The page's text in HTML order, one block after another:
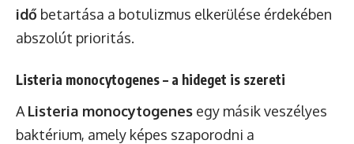
idő betartása a botulizmus elkerülése érdekében
abszolút prioritás.
Listeria monocytogenes – a hideget is szereti
A Listeria monocytogenes egy másik veszélyes
baktérium, amely képes szaporodni a